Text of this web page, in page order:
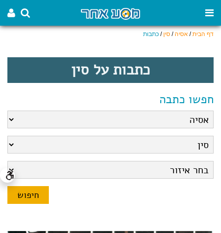
דף הבית/ אסיה/ סין / כתבות
כתבות על סין
חפשו כתבה